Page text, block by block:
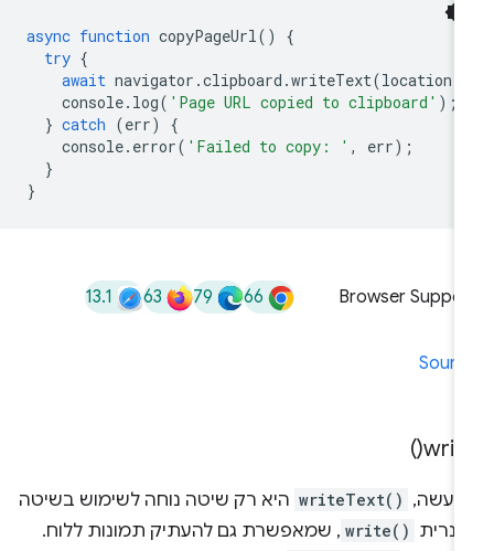
async function copyPageUrl ()
try
await navigator.clipboard.writeText(location
console.log('Page URL copied to clipboard'
} catch (err
console.error('Failed to copy: ', err
Browser
66
79
63
13.1
)
writeText() היא רק שיטה נוחה לשימוש בשיטה
write() , שמאפשרת גם להעתיק תמונות ללוח.